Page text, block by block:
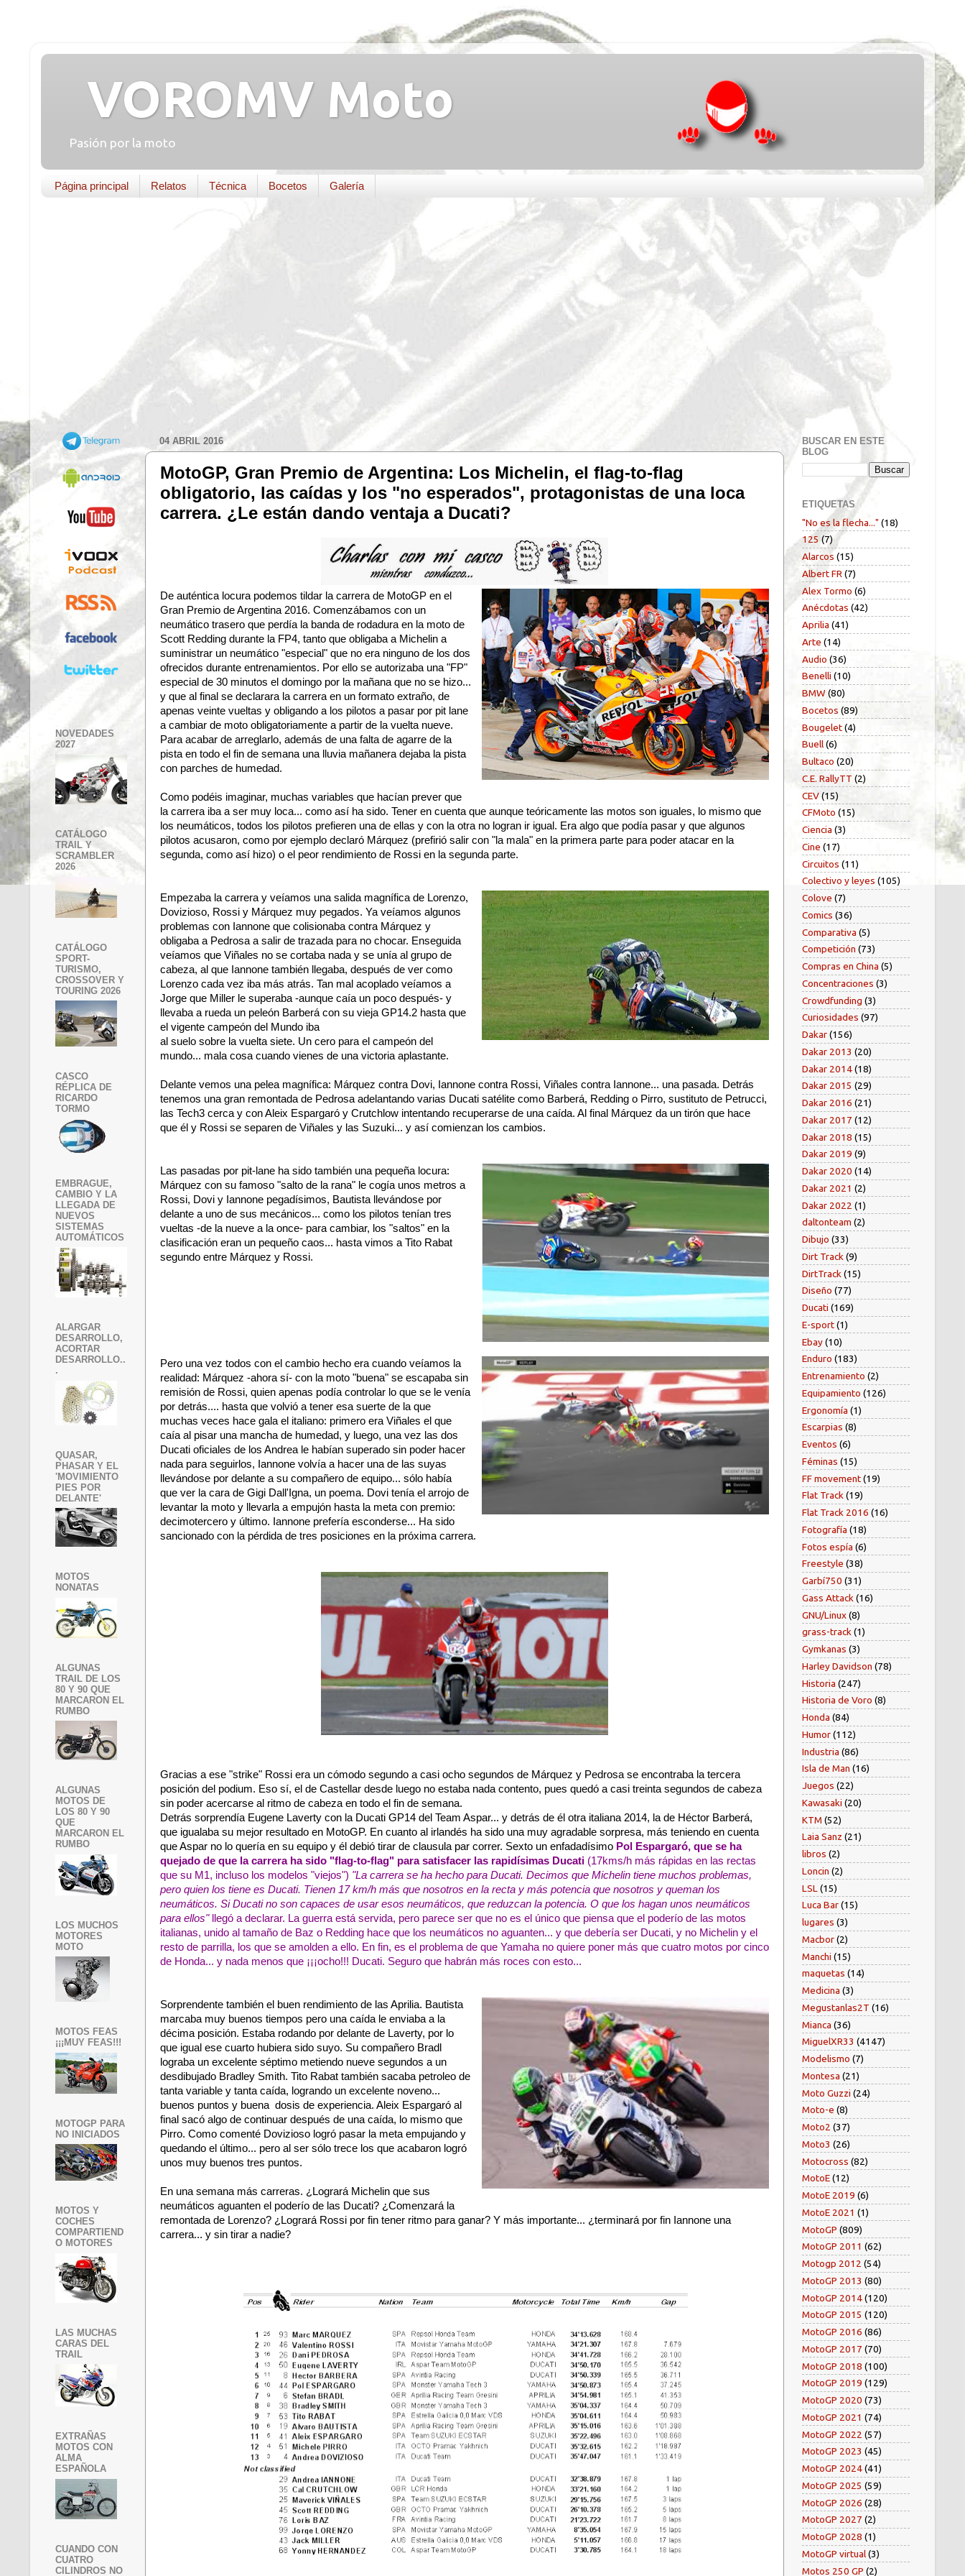
VOROMV Moto
Pasión por la moto
Página principal Relatos Técnica Bocetos Galería
04 ABRIL 2016
MotoGP, Gran Premio de Argentina: Los Michelin, el flag-to-flag
obligatorio, las caídas y los "no esperados", protagonistas de una loca
carrera. ¿Le están dando ventaja a Ducati?
De auténtica locura podemos tildar la carrera de MotoGP en el
Gran Premio de Argentina 2016. Comenzábamos con un
neumático trasero que perdía la banda de rodadura en la moto de
Scott Redding durante la FP4, tanto que obligaba a Michelin a
suministrar un neumático "especial" que no era ninguno de los dos
ofrecidos durante entrenamientos. Por ello se autorizaba una "FP"
especial de 30 minutos el domingo por la mañana que no se hizo...
y que al final se declarara la carrera en un formato extraño, de
apenas veinte vueltas y obligando a los pilotos a pasar por pit lane
a cambiar de moto obligatoriamente a partir de la vuelta nueve.
Para acabar de arreglarlo, además de una falta de agarre de la
pista en todo el fin de semana una lluvia mañanera dejaba la pista
con parches de humedad.
Como podéis imaginar, muchas variables que hacían prever que
la carrera iba a ser muy loca... como así ha sido. Tener en cuenta que aunque teóricamente las motos son iguales, lo mismo que
los neumáticos, todos los pilotos prefieren una de ellas y con la otra no logran ir igual. Era algo que podía pasar y que algunos
pilotos acusaron, como por ejemplo declaró Márquez (prefirió salir con "la mala" en la primera parte para poder atacar en la
segunda, como así hizo) o el peor rendimiento de Rossi en la segunda parte.
Empezaba la carrera y veíamos una salida magnífica de Lorenzo,
Dovizioso, Rossi y Márquez muy pegados. Ya veíamos algunos
problemas con Iannone que colisionaba contra Márquez y
obligaba a Pedrosa a salir de trazada para no chocar. Enseguida
veíamos que Viñales no se cortaba nada y se unía al grupo de
cabeza, al que Iannone también llegaba, después de ver como
Lorenzo cada vez iba más atrás. Tan mal acoplado veíamos a
Jorge que Miller le superaba -aunque caía un poco después- y
llevaba a rueda un peleón Barberá con su vieja GP14.2 hasta que
el vigente campeón del Mundo iba
al suelo sobre la vuelta siete. Un cero para el campeón del
mundo... mala cosa cuando vienes de una victoria aplastante.
Delante vemos una pelea magnífica: Márquez contra Dovi, Iannone contra Rossi, Viñales contra Iannone... una pasada. Detrás
tenemos una gran remontada de Pedrosa adelantando varias Ducati satélite como Barberá, Redding o Pirro, sustituto de Petrucci,
las Tech3 cerca y con Aleix Espargaró y Crutchlow intentando recuperarse de una caída. Al final Márquez da un tirón que hace
que él y Rossi se separen de Viñales y las Suzuki... y así comienzan los cambios.
Las pasadas por pit-lane ha sido también una pequeña locura:
Márquez con su famoso "salto de la rana" le cogía unos metros a
Rossi, Dovi y Iannone pegadísimos, Bautista llevándose por
delante a uno de sus mecánicos... como los pilotos tenían tres
vueltas -de la nueve a la once- para cambiar, los "saltos" en la
clasificación eran un pequeño caos... hasta vimos a Tito Rabat
segundo entre Márquez y Rossi.
Pero una vez todos con el cambio hecho era cuando veíamos la
realidad: Márquez -ahora sí- con la moto "buena" se escapaba sin
remisión de Rossi, quien apenas podía controlar lo que se le venía
por detrás.... hasta que volvió a tener esa suerte de la que
muchas veces hace gala el italiano: primero era Viñales el que
caía al pisar una mancha de humedad, y luego, una vez las dos
Ducati oficiales de los Andrea le habían superado sin poder hacer
nada para seguirlos, Iannone volvía a hacer una de las suyas
llevándose por delante a su compañero de equipo... sólo había
que ver la cara de Gigi Dall'Igna, un poema. Dovi tenía el arrojo de
levantar la moto y llevarla a empujón hasta la meta con premio:
decimotercero y último. Iannone prefería esconderse... Ha sido
sancionado con la pérdida de tres posiciones en la próxima carrera.
Gracias a ese "strike" Rossi era un cómodo segundo a casi ocho segundos de Márquez y Pedrosa se encontraba la tercera
posición del podium. Eso sí, el de Castellar desde luego no estaba nada contento, pues quedó a casi treinta segundos de cabeza
sin poder acercarse al ritmo de cabeza en todo el fin de semana.
Detrás sorprendía Eugene Laverty con la Ducati GP14 del Team Aspar... y detrás de él otra italiana 2014, la de Héctor Barberá,
que igualaba su mejor resultado en MotoGP. En cuanto al irlandés ha sido una muy agradable sorpresa, más teniendo en cuenta
que Aspar no lo quería en su equipo y él debió tirar de clausula par correr. Sexto un enfadadísimo Pol Espargaró, que se ha
quejado de que la carrera ha sido "flag-to-flag" para satisfacer las rapidísimas Ducati (17kms/h más rápidas en las rectas
que su M1, incluso los modelos "viejos") "La carrera se ha hecho para Ducati. Decimos que Michelin tiene muchos problemas,
pero quien los tiene es Ducati. Tienen 17 km/h más que nosotros en la recta y más potencia que nosotros y queman los
neumáticos. Si Ducati no son capaces de usar esos neumáticos, que reduzcan la potencia. O que los hagan unos neumáticos
para ellos" llegó a declarar. La guerra está servida, pero parece ser que no es el único que piensa que el poderío de las motos
italianas, unido al tamaño de Baz o Redding hace que los neumáticos no aguanten... y que debería ser Ducati, y no Michelin y el
resto de parrilla, los que se amolden a ello. En fin, es el problema de que Yamaha no quiere poner más que cuatro motos por cinco
de Honda... y nada menos que ¡¡¡ocho!!! Ducati. Seguro que habrán más roces con esto...
Sorprendente también el buen rendimiento de las Aprilia. Bautista
marcaba muy buenos tiempos pero una caída le enviaba a la
décima posición. Estaba rodando por delante de Laverty, por lo
que igual ese cuarto hubiera sido suyo. Su compañero Bradl
lograba un excelente séptimo metiendo nueve segundos a un
desdibujado Bradley Smith. Tito Rabat también sacaba petroleo de
tanta variable y tanta caída, logrando un excelente noveno...
buenos puntos y buena dosis de experiencia. Aleix Espargaró al
final sacó algo de continuar después de una caída, lo mismo que
Pirro. Como comenté Dovizioso logró pasar la meta empujando y
quedando el último... pero al ser sólo trece los que acabaron logró
unos muy buenos tres puntos.
En una semana más carreras. ¿Logrará Michelin que sus
neumáticos aguanten el poderío de las Ducati? ¿Comenzará la
remontada de Lorenzo? ¿Logrará Rossi por fin tener ritmo para ganar? Y más importante... ¿terminará por fin Iannone una
carrera... y sin tirar a nadie?
NOVEDADES
2027
CATÁLOGO
TRAIL Y
SCRAMBLER
2026
CATÁLOGO
SPORT-
TURISMO,
CROSSOVER Y
TOURING 2026
CASCO
RÉPLICA DE
RICARDO
TORMO
EMBRAGUE,
CAMBIO Y LA
LLEGADA DE
NUEVOS
SISTEMAS
AUTOMÁTICOS
ALARGAR
DESARROLLO,
ACORTAR
DESARROLLO..
.
QUASAR,
PHASAR Y EL
'MOVIMIENTO
PIES POR
DELANTE'
MOTOS
NONATAS
ALGUNAS
TRAIL DE LOS
80 Y 90 QUE
MARCARON EL
RUMBO
ALGUNAS
MOTOS DE
LOS 80 Y 90
QUE
MARCARON EL
RUMBO
LOS MUCHOS
MOTORES
MOTO
MOTOS FEAS
¡¡¡MUY FEAS!!!
MOTOGP PARA
NO INICIADOS
MOTOS Y
COCHES
COMPARTIEND
O MOTORES
LAS MUCHAS
CARAS DEL
TRAIL
EXTRAÑAS
MOTOS CON
ALMA
ESPAÑOLA
CUANDO CON
CUATRO
CILINDROS NO
BUSCAR EN ESTE
BLOG
ETIQUETAS
"No es la flecha..." (18)
125 (7)
Alarcos (15)
Albert FR (7)
Alex Tormo (6)
Anécdotas (42)
Aprilia (41)
Arte (14)
Audio (36)
Benelli (10)
BMW (80)
Bocetos (89)
Bougelet(4)
Buell(6)
Bultaco (20)
C.E. RallyTT (2)
CEV(15)
CFMoto (15)
Ciencia (3)
Cine (17)
Circuitos (11)
Colectivo y leyes (105)
Colove (7)
Comics (36)
Comparativa (5)
Competición (73)
Compras en China (5)
Concentraciones (3)
Crowdfunding (3)
Curiosidades (97)
Dakar(156)
Dakar 2013 (20)
Dakar 2014(18)
Dakar 2015 (29)
Dakar 2016 (21)
Dakar 2017 (12)
Dakar 2018 (15)
Dakar 2019 (9)
Dakar 2020 (14)
Dakar 2021 (2)
Dakar 2022 (1)
daltonteam (2)
Dibujo (33)
Dirt Track (9)
DirtTrack (15)
Diseño (77)
Ducati (169)
E-sport(1)
Ebay(10)
Enduro (183)
Entrenamiento (2)
Equipamiento (126)
Ergonomía (1)
Escarpias (8)
Eventos (6)
Féminas (15)
FF movement(19)
Flat Track(19)
Flat Track 2016 (16)
Fotografía (18)
Fotos espía (6)
Freestyle (38)
Garbí750 (31)
Gass Attack (16)
GNU/Linux(8)
grass-track(1)
Gymkanas (3)
Harley Davidson (78)
Historia (247)
Historia de Voro (8)
Honda (84)
Humor(112)
Industria (86)
Isla de Man (16)
Juegos (22)
Kawasaki (20)
KTM (52)
Laia Sanz (21)
libros (2)
Loncin (2)
LSL (15)
Luca Bar(15)
lugares (3)
Macbor(2)
Manchi (15)
maquetas (14)
Medicina (3)
Megustanlas2T (16)
Mianca (36)
MiguelXR33 (4147)
Modelismo (7)
Montesa (21)
Moto Guzzi (24)
Moto-e (8)
Moto2 (37)
Moto3 (26)
Motocross (82)
MotoE(12)
MotoE 2019 (6)
MotoE 2021 (1)
MotoGP (809)
MotoGP 2011 (62)
Motogp 2012 (54)
MotoGP 2013 (80)
MotoGP 2014(120)
MotoGP 2015 (120)
MotoGP 2016 (86)
MotoGP 2017 (70)
MotoGP 2018 (100)
MotoGP 2019 (129)
MotoGP 2020 (73)
MotoGP 2021 (74)
MotoGP 2022 (57)
MotoGP 2023 (45)
MotoGP 2024(41)
MotoGP 2025 (59)
MotoGP 2026 (28)
MotoGP 2027 (2)
MotoGP 2028 (1)
MotoGP virtual(3)
Motos 250 GP (2)